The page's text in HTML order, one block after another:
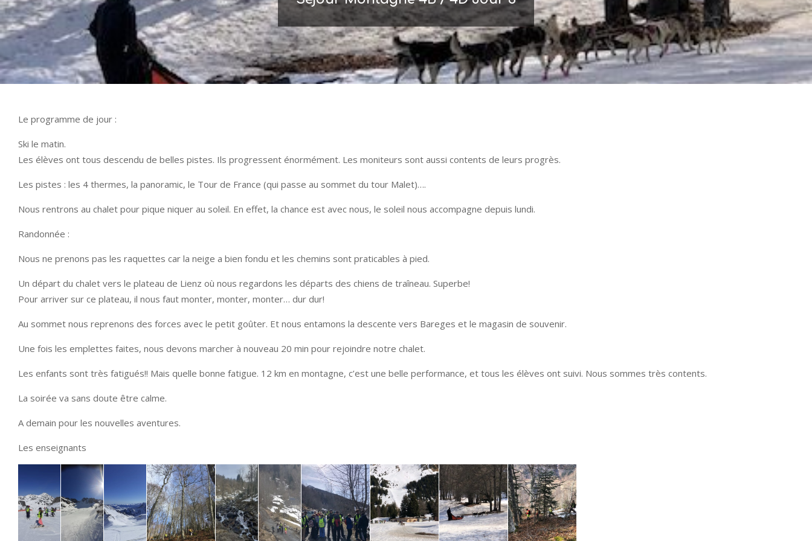
Le programme de jour :
Ski le matin.
Les élèves ont tous descendu de belles pistes. Ils progressent énormément. Les moniteurs sont aussi contents de leurs progrès.
Les pistes : les 4 thermes, la panoramic, le Tour de France (qui passe au sommet du tour Malet)….
Nous rentrons au chalet pour pique niquer au soleil. En effet, la chance est avec nous, le soleil nous accompagne depuis lundi.
Randonnée :
Nous ne prenons pas les raquettes car la neige a bien fondu et les chemins sont praticables à pied.
Un départ du chalet vers le plateau de Lienz où nous regardons les départs des chiens de traîneau. Superbe!
Pour arriver sur ce plateau, il nous faut monter, monter, monter… dur dur!
Au sommet nous reprenons des forces avec le petit goûter. Et nous entamons la descente vers Bareges et le magasin de souvenir.
Une fois les emplettes faites, nous devons marcher à nouveau 20 min pour rejoindre notre chalet.
Les enfants sont très fatigués!! Mais quelle bonne fatigue. 12 km en montagne, c’est une belle performance, et tous les élèves ont suivi. Nous sommes très contents.
La soirée va sans doute être calme.
A demain pour les nouvelles aventures.
Les enseignants